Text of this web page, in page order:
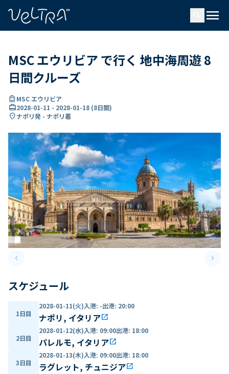
menu
MSC エウリビア で行く 地中海周遊 8
日間クルーズ
directions_boatMSC エウリビア
card_travel2028-01-11 - 2028-01-18 (8日間)
location_onナポリ発 - ナポリ着
keyboard_arrow_leftPrevious slide keyboard_arrow_right
スケジュール
1日目
2028-01-11(火)入港: -出港: 20:00
ナポリ, イタリアopen_in_new
2日目
2028-01-12(水)入港: 09:00出港: 18:00
パレルモ, イタリアopen_in_new
3日目
2028-01-13(木)入港: 09:00出港: 18:00
ラグレット, チュニジアopen_in_new